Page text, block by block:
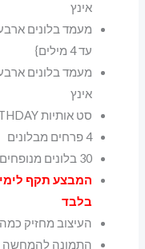
אינץ
מעמד בלונים
עד 4 מילים}
אינץ
סט אותיות HAPPY BIRTHDAY גודל 14 אינץ
4 פרחים מבלונים
30 בלונים מנופחים באוויר מונחים על הריצפה
המבצע תקף
בלבד
העיצוב מחזיק
התמונה להמחשה